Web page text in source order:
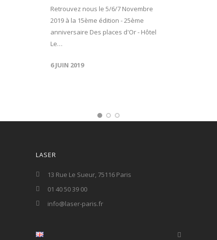
Retrouvez nous le 5/6/7 Novembre
2019 à la 15ème édition - 25ème
anniversaire Des places d'Or - Hôtel
Le…
6 JUIN 2019
LASER
13 Rue Le Sueur, 75116 Paris
01 40 50 39 00
info@laser-paris.fr